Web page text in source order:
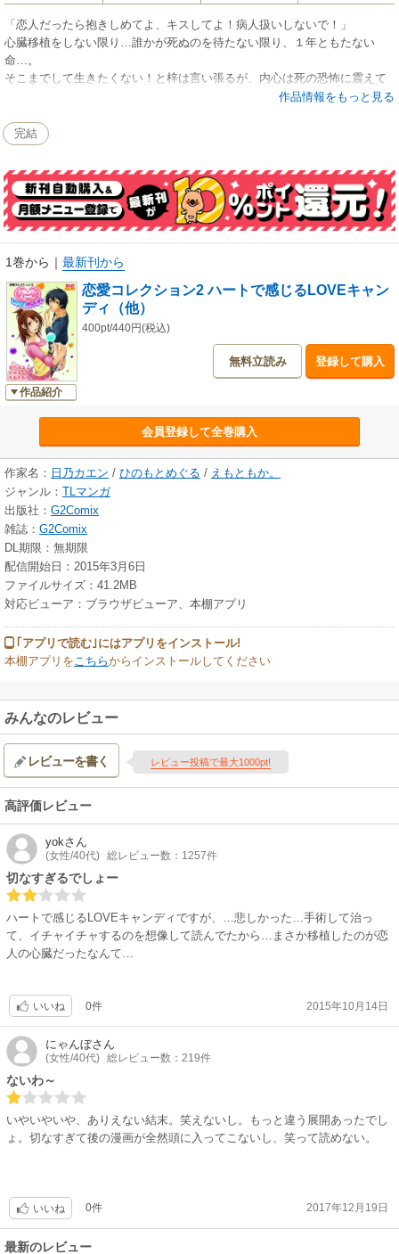
「恋人だったら抱きしめてよ、キスしてよ！病人扱いしないで！」
心臓移植をしない限り…誰かが死ぬのを待たない限り、１年ともたない
命…。
そこまでして生きたくない！と梓は言い張るが、内心は死の恐怖に震えて
で…。
移植とは、ただ誰かの心臓を貰い受ける行為なのか。病気とは、人間を…
“病人だって恋をしてはいけませんか？”
【ハートで感じるLOVEキャンディ】・【いれて欲しいの！恋のバリス
タ】・【恋なう。】・【お嬢様は私のもの】の4作品収録！
作品情報をもっと見る
完結
1巻から ｜ 最新刊から
作品紹介
恋愛コレクション2 ハートで感じるLOVEキャン
ディ（他）
400pt/440円(税込)
無料立読み 登録して購入
会員登録して全巻購入
作家名： 日乃カエン / ひのもとめぐる / えもともか。
ジャンル： TLマンガ
出版社： G2Comix
雑誌： G2Comix
DL期限：無期限
配信開始日：2015年3月6日
ファイルサイズ：41.2MB
対応ビューア：ブラウザビューア、本棚アプリ
｢アプリで読む｣にはアプリをインストール!
本棚アプリをこちらからインストールしてください
みんなのレビュー
レビューを書く レビュー投稿で最大1000pt!
高評価レビュー
yokさん
(女性/40代) 総レビュー数：1257件
切なすぎるでしょー
ハートで感じるLOVEキャンディですが、…悲しかった…手術して治っ
て、イチャイチャするのを想像して読んでたから…まさか移植したのが恋
人の心臓だったなんて…
いいね 0件 2015年10月14日
にゃんぼさん
(女性/40代) 総レビュー数：219件
ないわ～
いやいやいや、ありえない結末。笑えないし。もっと違う展開あったでし
ょ。切なすぎて後の漫画が全然頭に入ってこないし、笑って読めない。
いいね 0件 2017年12月19日
最新のレビュー